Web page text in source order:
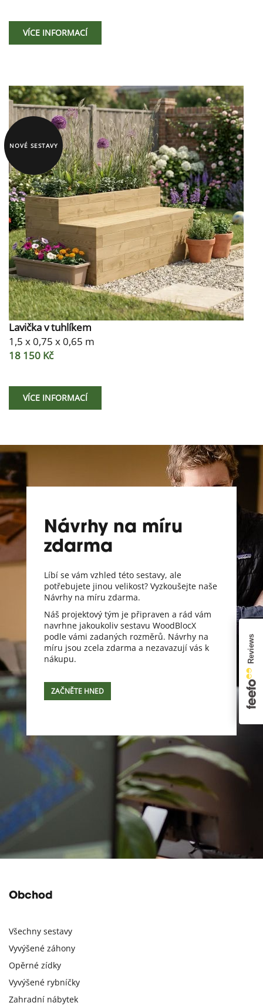
VÍCE INFORMACÍ
NOVÉ SESTAVY
Lavička v tuhlíkem
1,5 x 0,75 x 0,65 m
18 150 Kč
VÍCE INFORMACÍ
Návrhy na míru
zdarma
Líbí se vám vzhled této sestavy, ale
potřebujete jinou velikost? Vyzkoušejte naše
Návrhy na míru zdarma.
Náš projektový tým je připraven a rád vám
navrhne jakoukoliv sestavu WoodBlocX
podle vámi zadaných rozměrů. Návrhy na
míru jsou zcela zdarma a nezavazují vás k
nákupu.
ZAČNĚTE HNED
Obchod
Všechny sestavy
Vyvýšené záhony
Opěrné zídky
Vyvýšené rybníčky
Zahradní nábytek